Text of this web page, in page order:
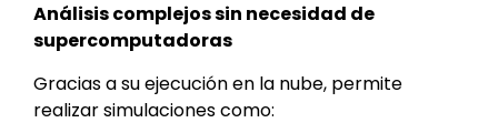
Análisis complejos sin necesidad de
supercomputadoras
Gracias a su ejecución en la nube, permite
realizar simulaciones como: